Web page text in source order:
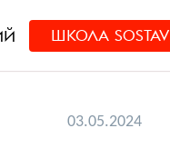
ШКОЛА SOSTAV
03.05.2024